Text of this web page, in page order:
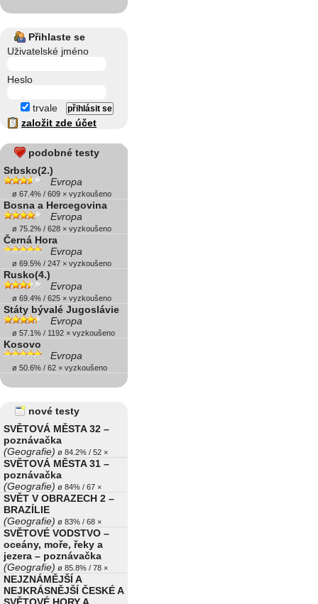
Přihlaste se
Uživatelské jméno
Heslo
trvale
založit zde účet
podobné testy
Srbsko(2.)
Evropa
ø 67.4% / 609 × vyzkoušeno
Bosna a Hercegovina
Evropa
ø 75.2% / 628 × vyzkoušeno
Černá Hora
Evropa
ø 69.5% / 247 × vyzkoušeno
Rusko(4.)
Evropa
ø 69.4% / 625 × vyzkoušeno
Státy bývalé Jugoslávie
Evropa
ø 57.1% / 1192 × vyzkoušeno
Kosovo
Evropa
ø 50.6% / 62 × vyzkoušeno
nové testy
SVĚTOVÁ MĚSTA 32 –
poznávačka
(Geografie) ø 84.2% / 52 ×
SVĚTOVÁ MĚSTA 31 –
poznávačka
(Geografie) ø 84% / 67 ×
SVĚT V OBRAZECH 2 –
BRAZÍLIE
(Geografie) ø 83% / 68 ×
SVĚTOVÉ VODSTVO –
oceány, moře, řeky a
jezera – poznávačka
(Geografie) ø 85.8% / 78 ×
NEJZNÁMĚJŠÍ A
NEJKRÁSNĚJŠÍ ČESKÉ A